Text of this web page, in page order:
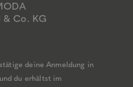
& Co. KG
deine Anmeldung in
du erhältst im